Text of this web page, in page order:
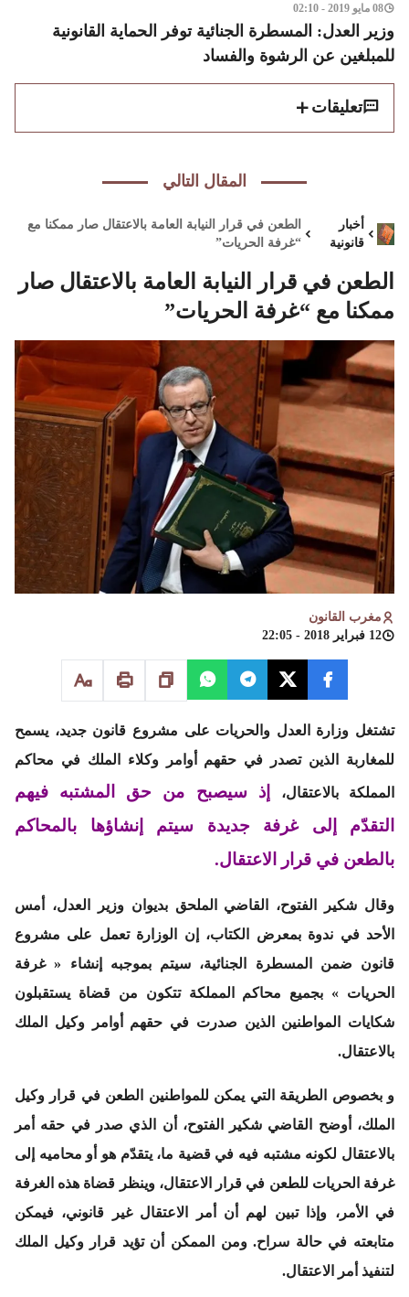
08 مايو 2019 - 02:10
وزير العدل: المسطرة الجنائية توفر الحماية القانونية
للمبلغين عن الرشوة والفساد
تعليقات
المقال التالي
أخبار
قانونية
الطعن في قرار النيابة العامة بالاعتقال صار ممكنا مع
“غرفة الحريات”
الطعن في قرار النيابة العامة بالاعتقال صار
ممكنا مع “غرفة الحريات”
مغرب القانون
12 فبراير 2018 - 22:05
تشتغل وزارة العدل والحريات على مشروع قانون جديد، يسمح
للمغاربة الذين تصدر في حقهم أوامر وكلاء الملك في محاكم
المملكة بالاعتقال،
إذ سيصبح من حق المشتبه فيهم
التقدّم إلى غرفة جديدة سيتم إنشاؤها بالمحاكم
بالطعن في قرار الاعتقال.
وقال شكير الفتوح، القاضي الملحق بديوان وزير العدل، أمس
الأحد في ندوة بمعرض الكتاب، إن الوزارة تعمل على مشروع
قانون ضمن المسطرة الجنائية، سيتم بموجبه إنشاء « غرفة
الحريات » بجميع محاكم المملكة تتكون من قضاة يستقبلون
شكايات المواطنين الذين صدرت في حقهم أوامر وكيل الملك
بالاعتقال.
و بخصوص الطريقة التي يمكن للمواطنين الطعن في قرار وكيل
الملك، أوضح القاضي شكير الفتوح، أن الذي صدر في حقه أمر
بالاعتقال لكونه مشتبه فيه في قضية ما، يتقدّم هو أو محاميه إلى
غرفة الحريات للطعن في قرار الاعتقال، وينظر قضاة هذه الغرفة
في الأمر، وإذا تبين لهم أن أمر الاعتقال غير قانوني، فيمكن
متابعته في حالة سراح. ومن الممكن أن تؤيد قرار وكيل الملك
لتنفيذ أمر الاعتقال.